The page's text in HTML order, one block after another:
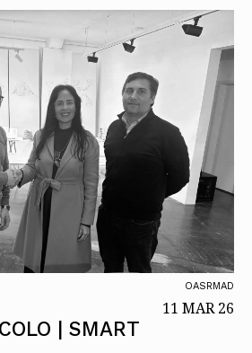
OASRMAD
11 MAR 26
| SMART